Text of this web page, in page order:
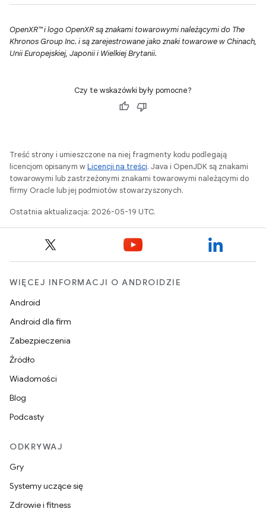
OpenXR™ i logo OpenXR są znakami towarowymi należącymi do The
Khronos Group Inc. i są zarejestrowane jako znaki towarowe w Chinach,
Unii Europejskiej, Japonii i Wielkiej Brytanii.
Czy te wskazówki były pomocne?
Treść strony i umieszczone na niej fragmenty kodu podlegają
licencjom opisanym wLicencji na treści. Java i OpenJDK są znakami
towarowymi lub zastrzeżonymi znakami towarowymi należącymi do
firmy Oracle lub jej podmiotów stowarzyszonych.
Ostatnia aktualizacja: 2026-05-19 UTC.
WIĘCEJ INFORMACJI O ANDROIDZIE
Android
Android dla firm
Zabezpieczenia
Źródło
Wiadomości
Blog
Podcasty
ODKRYWAJ
Gry
Systemy uczące się
Zdrowie i fitness